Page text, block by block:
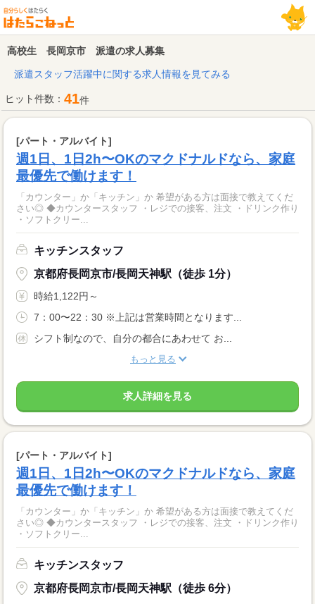
高校生 長岡京市 派遣の求人募集
派遣スタッフ活躍中に関する求人情報を見てみる
ヒット件数： 41件
[パート・アルバイト]
週1日、1日2h〜OKのマクドナルドなら、家庭
最優先で働けます！
「カウンター」か「キッチン」か 希望がある方は面接で教えてくだ
さい◎ ◆カウンタースタッフ ・レジでの接客、注文 ・ドリンク作り
・ソフトクリー...
キッチンスタッフ
京都府長岡京市/長岡天神駅（徒歩 1分）
時給1,122円～
7：00〜22：30 ※上記は営業時間となります...
シフト制なので、自分の都合にあわせて お...
もっと見る
求人詳細を見る
[パート・アルバイト]
週1日、1日2h〜OKのマクドナルドなら、家庭
最優先で働けます！
「カウンター」か「キッチン」か 希望がある方は面接で教えてくだ
さい◎ ◆カウンタースタッフ ・レジでの接客、注文 ・ドリンク作り
・ソフトクリー...
キッチンスタッフ
京都府長岡京市/長岡天神駅（徒歩 6分）